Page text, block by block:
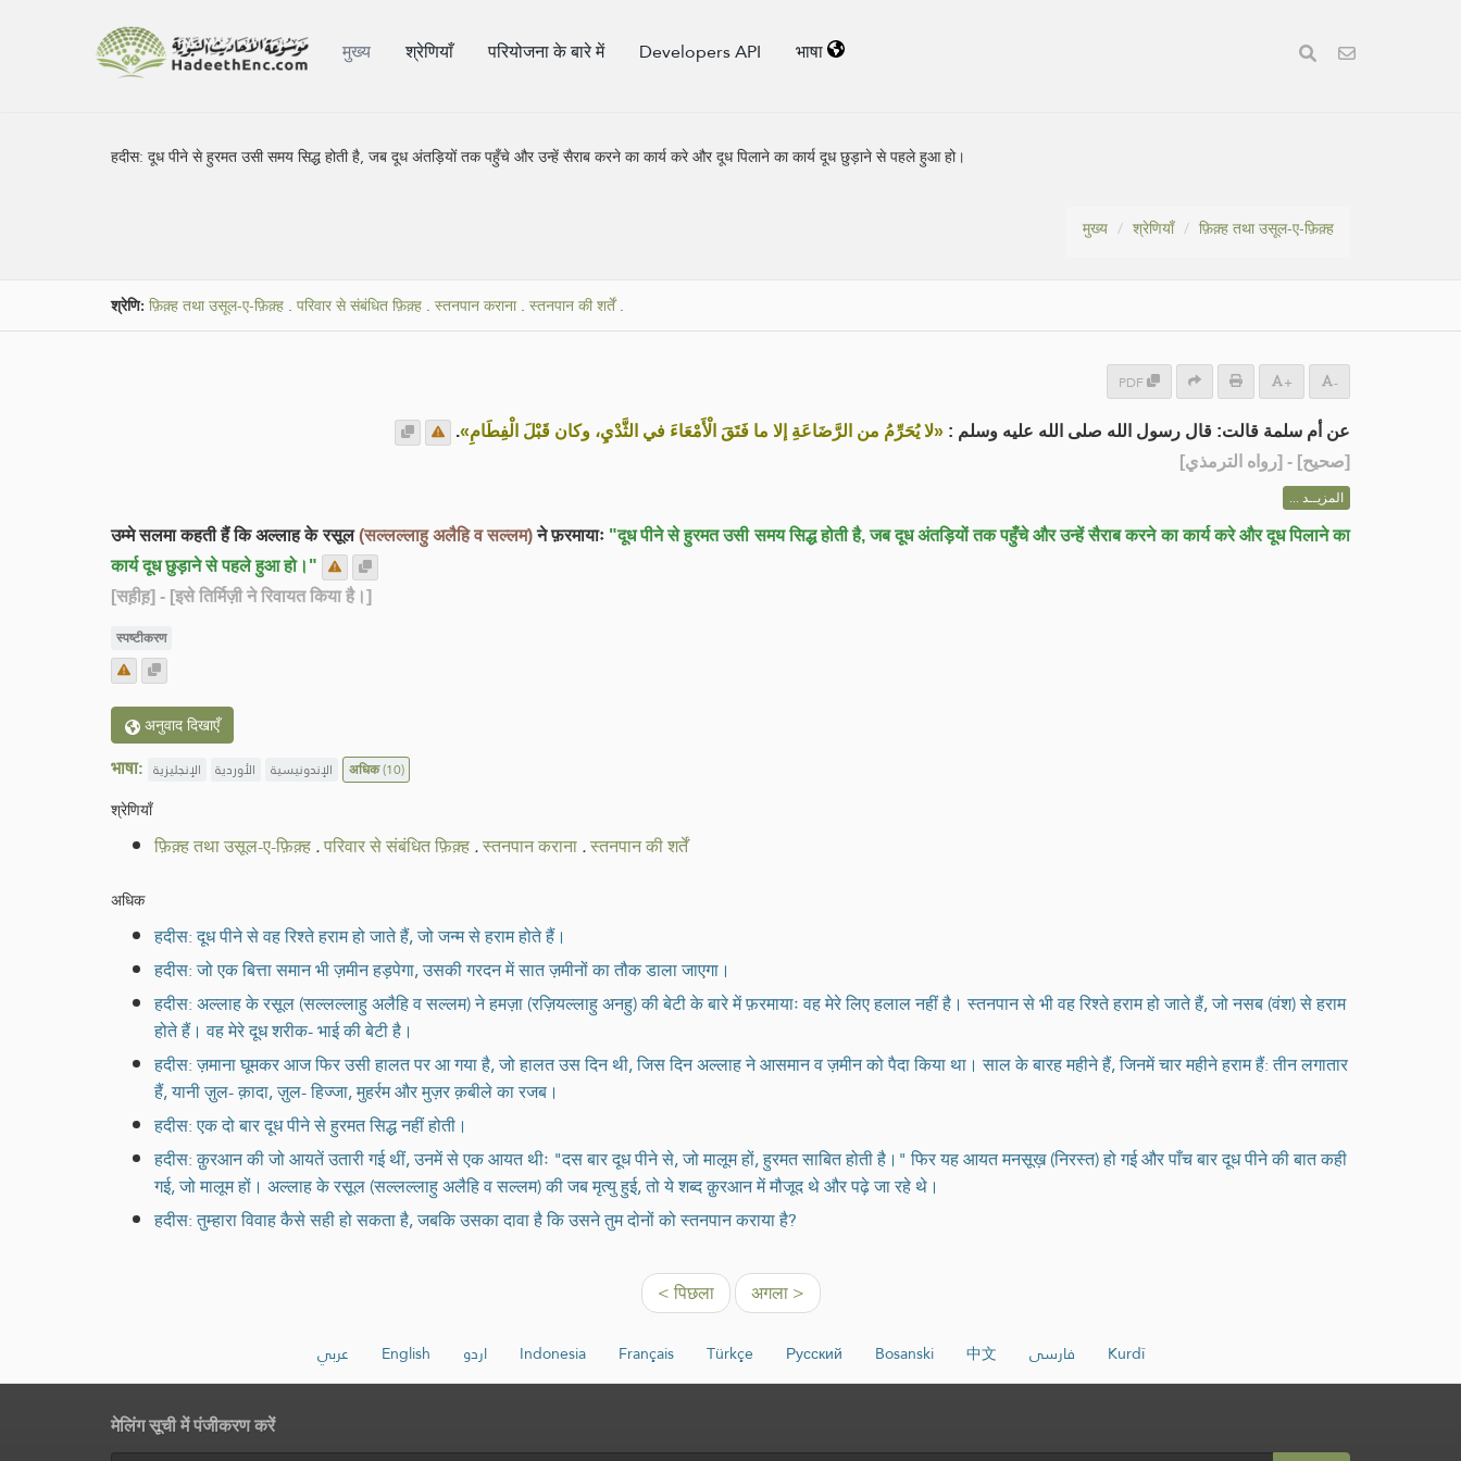
मुख्य श्रेणियाँ परियोजना के बारे में Developers API भाषा
हदीस:दूध पीने से हुरमत उसी समय सिद्ध होती है, जब दूध अंतड़ियों तक पहुँचे और उन्हें सैराब करने का कार्य करे और दूध पिलाने का कार्य दूध छुड़ाने से पहले हुआ हो।
मुख्य श्रेणियाँ फ़िक़्ह तथा उसूल-ए-फ़िक़्ह
श्रेणि: फ़िक़्ह तथा उसूल-ए-फ़िक़्ह . परिवार से संबंधित फ़िक़्ह . स्तनपान कराना. स्तनपान की शर्तें.
PDF + -
عن أم سلمة قالت: قال رسول الله صلى الله عليه وسلم : «لا يُحَرِّمُ من الرَّضَاعَةِ إلا ما فَتَقَ الْأَمْعَاءَ في الثَّدْيِ، وكان قَبْلَ الْفِطَامِ».
[صحيح] - [رواه الترمذي]
المزيــد ...
उम्मे सलमा कहती हैं कि अल्लाह के रसूल(सल्लल्लाहु अलैहि व सल्लम)ने फ़रमायाः "दूध पीने से हुरमत उसी समय सिद्ध होती है, जब दूध अंतड़ियों तक पहुँचे और उन्हें सैराब करने का कार्य करे और दूध पिलाने का
कार्य दूध छुड़ाने से पहले हुआ हो।"
[सह़ीह़] - [इसे तिर्मिज़ी ने रिवायत किया है।]
स्पष्टीकरण
अनुवाद दिखाएँ
भाषा: الإنجليزية الأوردية الإندونيسية अधिक(10)
श्रेणियाँ
फ़िक़्ह तथा उसूल-ए-फ़िक़्ह.परिवार से संबंधित फ़िक़्ह.स्तनपान कराना.स्तनपान की शर्तें
अधिक
हदीस: दूध पीने से वह रिश्ते हराम हो जाते हैं, जो जन्म से हराम होते हैं।
हदीस: जो एक बित्ता समान भी ज़मीन हड़पेगा, उसकी गरदन में सात ज़मीनों का तौक डाला जाएगा।
हदीस: अल्लाह के रसूल (सल्लल्लाहु अलैहि व सल्लम) ने हमज़ा (रज़ियल्लाहु अनहु) की बेटी के बारे में फ़रमायाः वह मेरे लिए हलाल नहीं है। स्तनपान से भी वह रिश्ते हराम हो जाते हैं, जो नसब (वंश) से हराम
होते हैं। वह मेरे दूध शरीक- भाई की बेटी है।
हदीस: ज़माना घूमकर आज फिर उसी हालत पर आ गया है, जो हालत उस दिन थी, जिस दिन अल्लाह ने आसमान व ज़मीन को पैदा किया था। साल के बारह महीने हैं, जिनमें चार महीने हराम हैं: तीन लगातार
हैं, यानी ज़ुल- क़ादा, ज़ुल- हिज्जा, मुहर्रम और मुज़र क़बीले का रजब।
हदीस: एक दो बार दूध पीने से हुरमत सिद्ध नहीं होती।
हदीस: क़ुरआन की जो आयतें उतारी गई थीं, उनमें से एक आयत थीः "दस बार दूध पीने से, जो मालूम हों, हुरमत साबित होती है।" फिर यह आयत मनसूख़ (निरस्त) हो गई और पाँच बार दूध पीने की बात कही
गई, जो मालूम हों। अल्लाह के रसूल (सल्लल्लाहु अलैहि व सल्लम) की जब मृत्यु हुई, तो ये शब्द क़ुरआन में मौजूद थे और पढ़े जा रहे थे।
हदीस: तुम्हारा विवाह कैसे सही हो सकता है, जबकि उसका दावा है कि उसने तुम दोनों को स्तनपान कराया है?
< पिछला अगला >
عربي English اردو Indonesia Français Türkçe Русский Bosanski 中文 فارسی Kurdî
मेलिंग सूची में पंजीकरण करें